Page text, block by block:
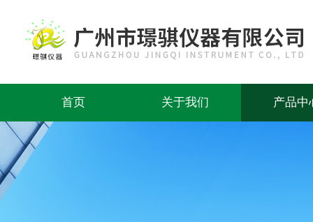
首页 关于我们 产品中